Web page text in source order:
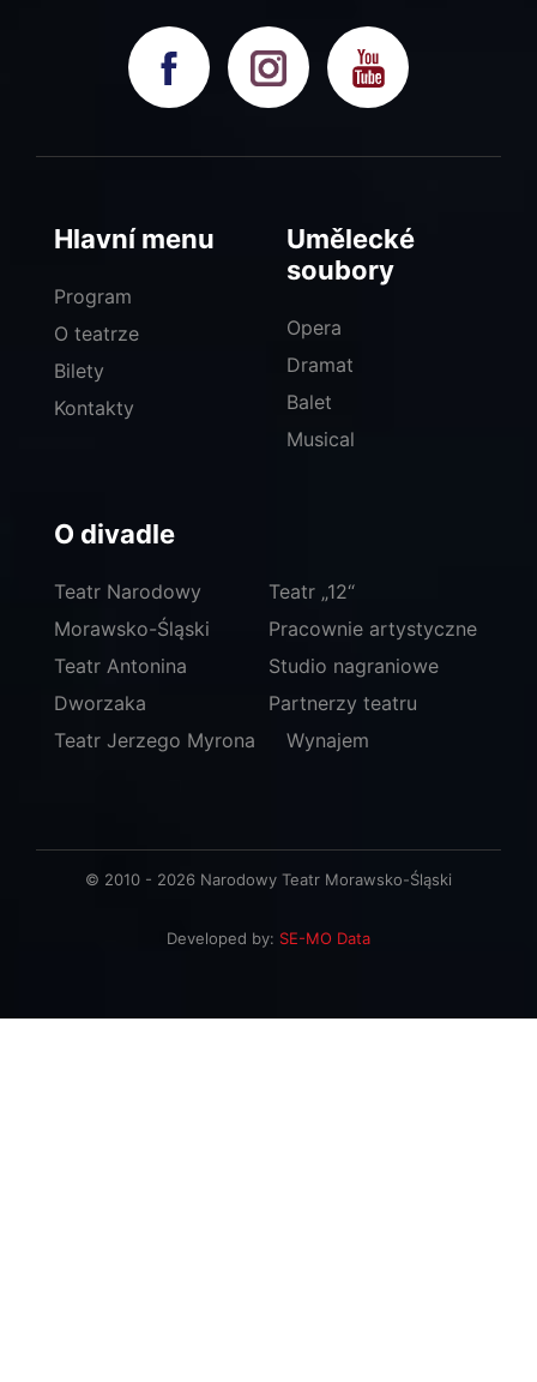
Hlavní menu
Program
O teatrze
Bilety
Kontakty
Umělecké
soubory
Opera
Dramat
Balet
Musical
O divadle
Teatr Narodowy
Morawsko-Śląski
Teatr Antonina
Dworzaka
Teatr Jerzego Myrona
Teatr „12“
Pracownie artystyczne
Studio nagraniowe
Partnerzy teatru
Wynajem
© 2010 - 2026 Narodowy Teatr Morawsko-Śląski
Developed by: SE-MO Data